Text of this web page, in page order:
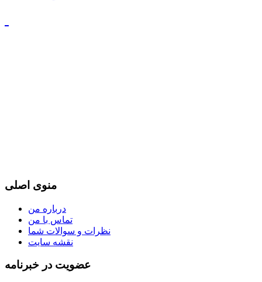
منوی اصلی
درباره من
تماس با من
نظرات و سوالات شما
نقشه سایت
عضویت در خبرنامه